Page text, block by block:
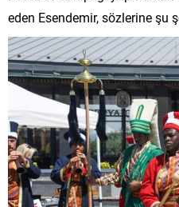
eden Esendemir, sözlerine şu